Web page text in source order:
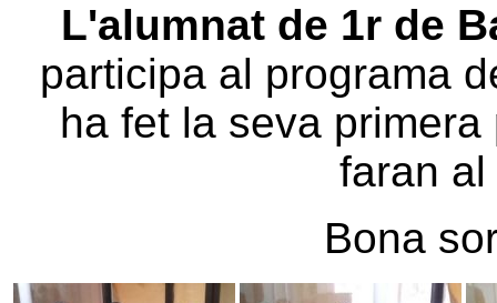
L'alumnat de 1r de
participa al programa
ha fet la seva
faran
Bona